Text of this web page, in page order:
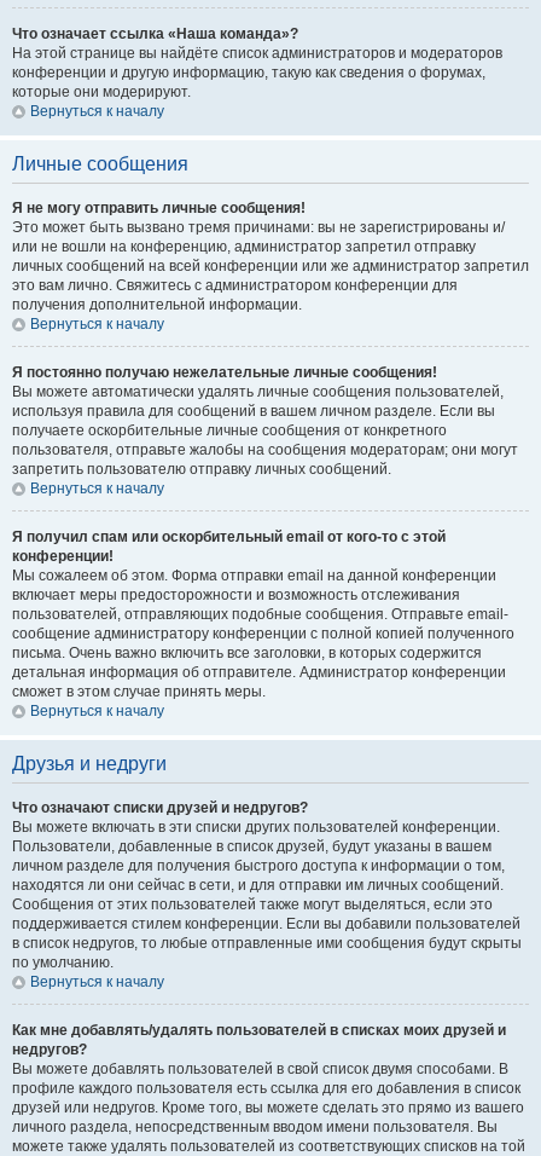
Что означает ссылка «Наша команда»?
На этой странице вы найдёте список администраторов и модераторов
конференции и другую информацию, такую как сведения о форумах,
которые они модерируют.
Вернуться к началу
Личные сообщения
Я не могу отправить личные сообщения!
Это может быть вызвано тремя причинами: вы не зарегистрированы и/
или не вошли на конференцию, администратор запретил отправку
личных сообщений на всей конференции или же администратор запретил
это вам лично. Свяжитесь с администратором конференции для
получения дополнительной информации.
Вернуться к началу
Я постоянно получаю нежелательные личные сообщения!
Вы можете автоматически удалять личные сообщения пользователей,
используя правила для сообщений в вашем личном разделе. Если вы
получаете оскорбительные личные сообщения от конкретного
пользователя, отправьте жалобы на сообщения модераторам; они могут
запретить пользователю отправку личных сообщений.
Вернуться к началу
Я получил спам или оскорбительный email от кого-то с этой
конференции!
Мы сожалеем об этом. Форма отправки email на данной конференции
включает меры предосторожности и возможность отслеживания
пользователей, отправляющих подобные сообщения. Отправьте email-
сообщение администратору конференции с полной копией полученного
письма. Очень важно включить все заголовки, в которых содержится
детальная информация об отправителе. Администратор конференции
сможет в этом случае принять меры.
Вернуться к началу
Друзья и недруги
Что означают списки друзей и недругов?
Вы можете включать в эти списки других пользователей конференции.
Пользователи, добавленные в список друзей, будут указаны в вашем
личном разделе для получения быстрого доступа к информации о том,
находятся ли они сейчас в сети, и для отправки им личных сообщений.
Сообщения от этих пользователей также могут выделяться, если это
поддерживается стилем конференции. Если вы добавили пользователей
в список недругов, то любые отправленные ими сообщения будут скрыты
по умолчанию.
Вернуться к началу
Как мне добавлять/удалять пользователей в списках моих друзей и
недругов?
Вы можете добавлять пользователей в свой список двумя способами. В
профиле каждого пользователя есть ссылка для его добавления в список
друзей или недругов. Кроме того, вы можете сделать это прямо из вашего
личного раздела, непосредственным вводом имени пользователя. Вы
можете также удалять пользователей из соответствующих списков на той